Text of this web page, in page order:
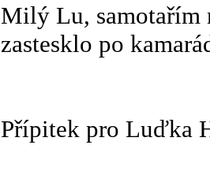
Milý Lu, samotařím
zastesklo po
Přípitek pro Luďka